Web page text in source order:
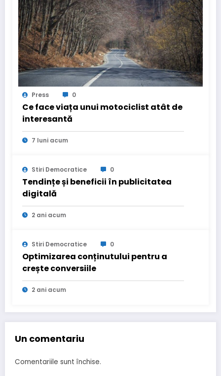
Press 0
Ce face viața unui motociclist atât de
interesantă
7 luni acum
Stiri Democratice 0
Tendințe și beneficii în publicitatea
digitală
2 ani acum
Stiri Democratice 0
Optimizarea conținutului pentru a
crește conversiile
2 ani acum
Un comentariu
Comentariile sunt închise.